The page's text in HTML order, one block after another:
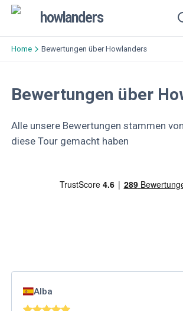
howlanders
Home Bewertungen über Howlanders
Bewertungen über
Alle unsere Bewertungen stammen
diese Tour gemacht haben
Alba